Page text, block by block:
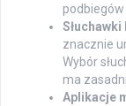
podbiegów
znacznie
Wybór
ma
Aplikacje